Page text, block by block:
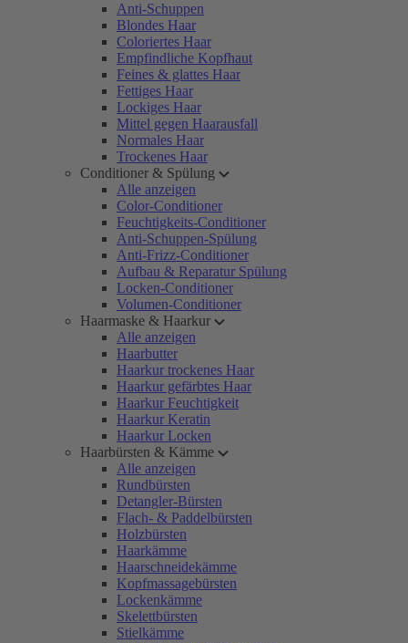
Anti-Schuppen
Blondes Haar
Coloriertes Haar
Empfindliche Kopfhaut
Feines & glattes Haar
Fettiges Haar
Lockiges Haar
Mittel gegen Haarausfall
Normales Haar
Trockenes Haar
Conditioner & Spülung
Alle anzeigen
Color-Conditioner
Feuchtigkeits-Conditioner
Anti-Schuppen-Spülung
Anti-Frizz-Conditioner
Aufbau & Reparatur Spülung
Locken-Conditioner
Volumen-Conditioner
Haarmaske & Haarkur
Alle anzeigen
Haarbutter
Haarkur trockenes Haar
Haarkur gefärbtes Haar
Haarkur Feuchtigkeit
Haarkur Keratin
Haarkur Locken
Haarbürsten & Kämme
Alle anzeigen
Rundbürsten
Detangler-Bürsten
Flach- & Paddelbürsten
Holzbürsten
Haarkämme
Haarschneidekämme
Kopfmassagebürsten
Lockenkämme
Skelettbürsten
Stielkämme